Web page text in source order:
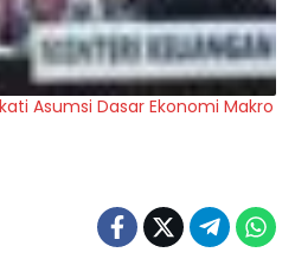
Asumsi Dasar Ekonomi Makro